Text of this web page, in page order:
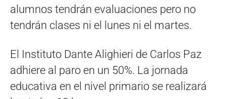
alumnos tendrán evaluaciones pero no
tendrán clases ni el lunes ni el martes.
El Instituto Dante Alighieri de Carlos Paz
adhiere al paro en un 50%. La jornada
educativa en el nivel primario se realizará